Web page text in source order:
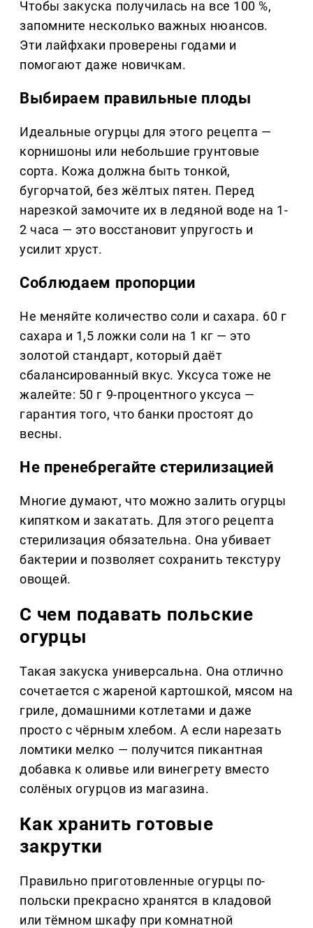
Чтобы закуска получилась на все 100 %,
запомните несколько важных нюансов.
Эти лайфхаки проверены годами и
помогают даже новичкам.
Выбираем правильные плоды
Идеальные огурцы для этого рецепта —
корнишоны или небольшие грунтовые
сорта. Кожа должна быть тонкой,
бугорчатой, без жёлтых пятен. Перед
нарезкой замочите их в ледяной воде на 1-
2 часа — это восстановит упругость и
усилит хруст.
Соблюдаем пропорции
Не меняйте количество соли и сахара. 60 г
сахара и 1,5 ложки соли на 1 кг — это
золотой стандарт, который даёт
сбалансированный вкус. Уксуса тоже не
жалейте: 50 г 9-процентного уксуса —
гарантия того, что банки простоят до
весны.
Не пренебрегайте стерилизацией
Многие думают, что можно залить огурцы
кипятком и закатать. Для этого рецепта
стерилизация обязательна. Она убивает
бактерии и позволяет сохранить текстуру
овощей.
С чем подавать польские
огурцы
Такая закуска универсальна. Она отлично
сочетается с жареной картошкой, мясом на
гриле, домашними котлетами и даже
просто с чёрным хлебом. А если нарезать
ломтики мелко — получится пикантная
добавка к оливье или винегрету вместо
солёных огурцов из магазина.
Как хранить готовые
закрутки
Правильно приготовленные огурцы по-
польски прекрасно хранятся в кладовой
или тёмном шкафу при комнатной